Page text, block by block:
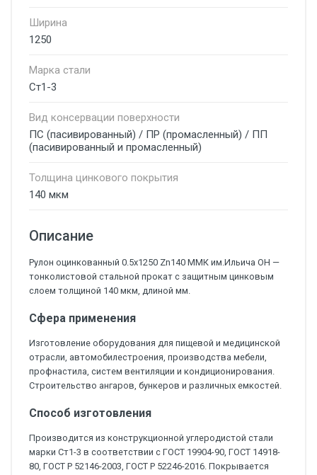
Ширина
1250
Марка стали
Ст1-3
Вид консервации поверхности
ПС (пасивированный) / ПР (промасленный) / ПП
(пасивированный и промасленный)
Толщина цинкового покрытия
140 мкм
Описание
Рулон оцинкованный 0.5х1250 Zn140 ММК им.Ильича ОН —
тонколистовой стальной прокат с защитным цинковым
слоем толщиной 140 мкм, длиной мм.
Сфера применения
Изготовление оборудования для пищевой и медицинской
отрасли, автомобилестроения, производства мебели,
профнастила, систем вентиляции и кондиционирования.
Строительство ангаров, бункеров и различных емкостей.
Способ изготовления
Производится из конструкционной углеродистой стали
марки Ст1-3 в соответствии с ГОСТ 19904-90, ГОСТ 14918-
80, ГОСТ Р 52146-2003, ГОСТ Р 52246-2016. Покрывается